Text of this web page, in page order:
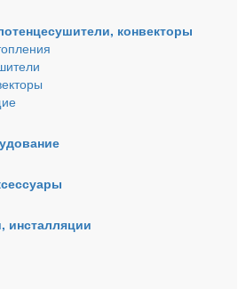
конвекторы
инсталляции